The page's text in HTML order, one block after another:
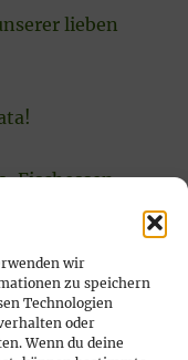
wir
zu speichern
Technologien
oder
Wenn du deine
lieben
Fischessen
2026: es